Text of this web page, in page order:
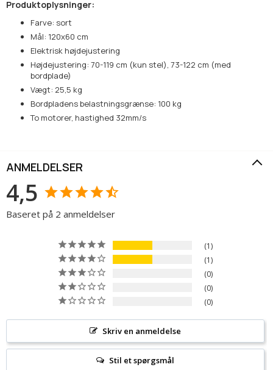
Produktoplysninger:
Farve: sort
Mål: 120x60 cm
Elektrisk højdejustering
Højdejustering: 70-119 cm (kun stel), 73-122 cm (med
bordplade)
Vægt: 25,5 kg
Bordpladens belastningsgrænse: 100 kg
To motorer, hastighed 32mm/s
ANMELDELSER
4,5
Baseret på 2 anmeldelser
1
1
0
0
0
Skriv en anmeldelse
Stil et spørgsmål